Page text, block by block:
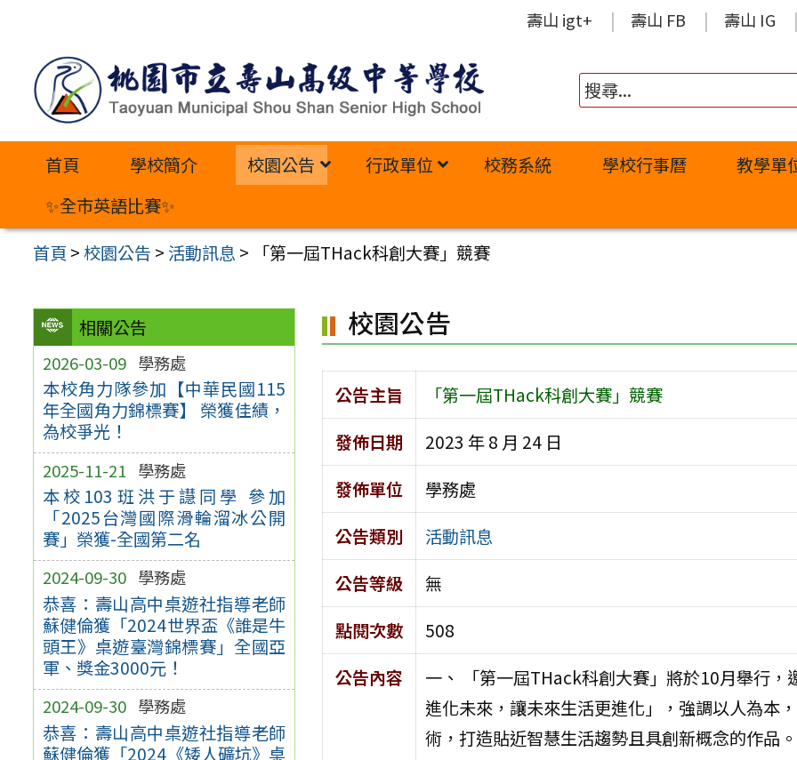
內
壽山 igt+ 壽山 FB 壽山 IG
首頁 學校簡介 校園公告 行政單位 校務系統 學校行事曆
教學單
✨全市英語比賽✨
首頁 >校園公告 > 活動訊息 > 「第一屆THack科創大賽」競賽
相關公告
2026-03-09 學務處
本校角力隊參加【中華民國115
年全國角力錦標賽】 榮獲佳績，
為校爭光！
2025-11-21 學務處
本校103班洪于譿同學 參加
「2025台灣國際滑輪溜冰公開
賽」榮獲-全國第二名
2024-09-30 學務處
恭喜：壽山高中桌遊社指導老師
蘇健倫獲「2024世界盃《誰是牛
頭王》桌遊臺灣錦標賽」全國亞
軍、獎金3000元！
2024-09-30 學務處
恭喜：壽山高中桌遊社指導老師
蘇健倫獲「2024《矮人礦坑》桌
校園公告
公告主旨
「第一屆THack科創大賽」競賽
發佈日期
2023 年 8 月 24 日
發佈單位
學務處
公告類別
活動訊息
公告等級
無
點閱次數
508
公告內容
一、 「第一屆THack科創大賽」將於10月舉行
進化未來，讓未來生活更進化」，強調以人為本
術，打造貼近智慧生活趨勢且具創新概念的作品。